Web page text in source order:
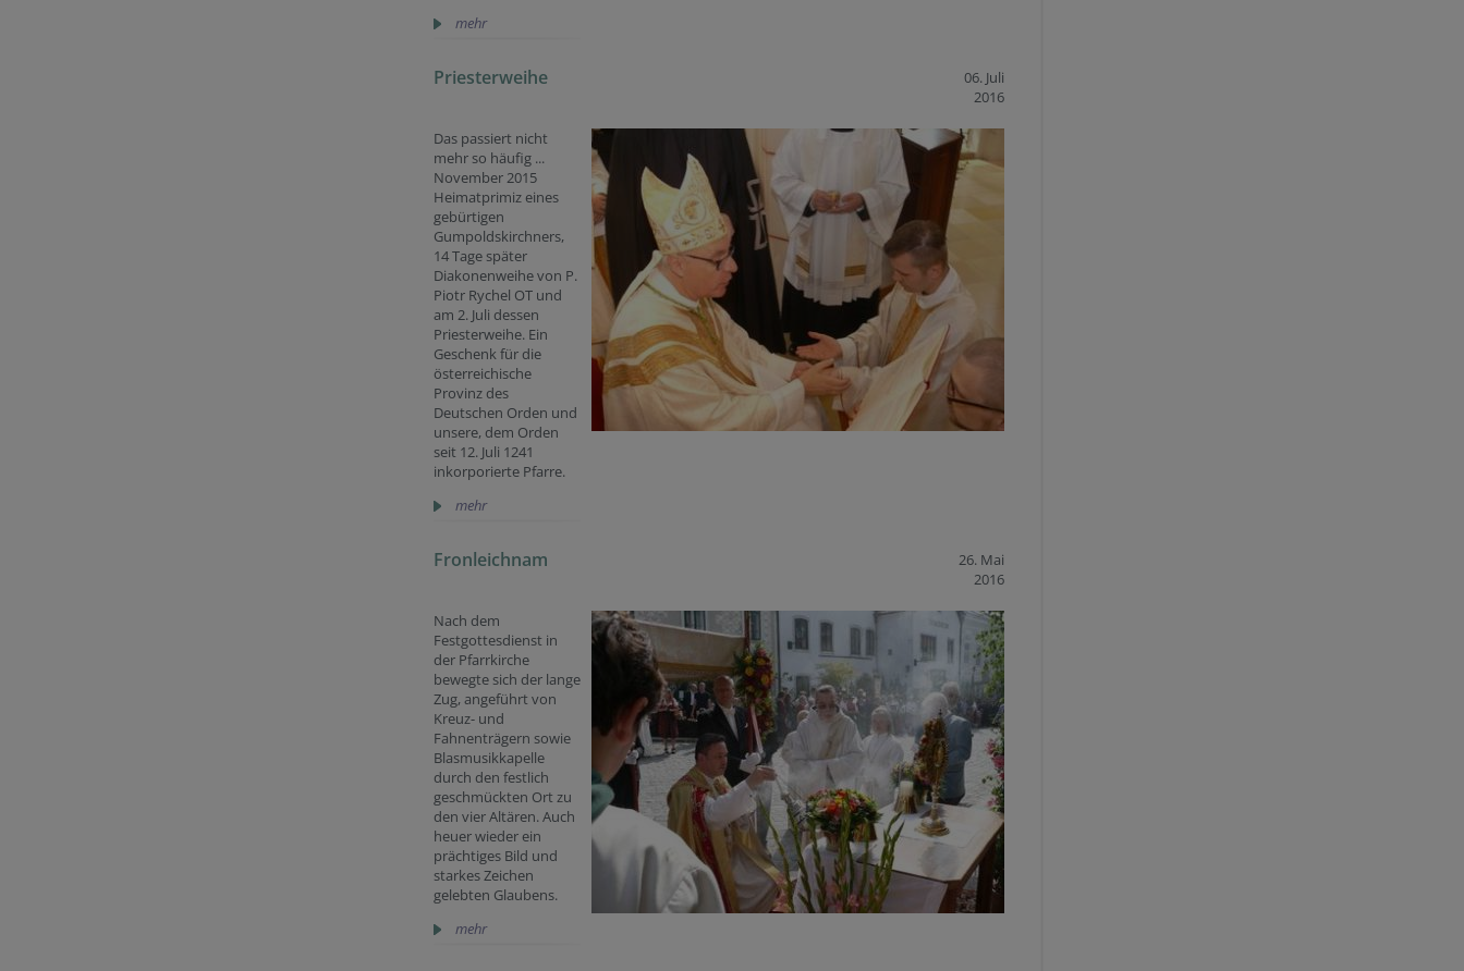
mehr
Priesterweihe
06. Juli
2016
Das passiert nicht
mehr so häufig ...
November 2015
Heimatprimiz eines
gebürtigen
Gumpoldskirchners,
14 Tage später
Diakonenweihe von P.
Piotr Rychel OT und
am 2. Juli dessen
Priesterweihe. Ein
Geschenk für die
österreichische
Provinz des
Deutschen Orden und
unsere, dem Orden
seit 12. Juli 1241
inkorporierte Pfarre.
mehr
Fronleichnam
26. Mai
2016
Nach dem
Festgottesdienst in
der Pfarrkirche
bewegte sich der lange
Zug, angeführt von
Kreuz- und
Fahnenträgern sowie
Blasmusikkapelle
durch den festlich
geschmückten Ort zu
den vier Altären. Auch
heuer wieder ein
prächtiges Bild und
starkes Zeichen
gelebten Glaubens.
mehr